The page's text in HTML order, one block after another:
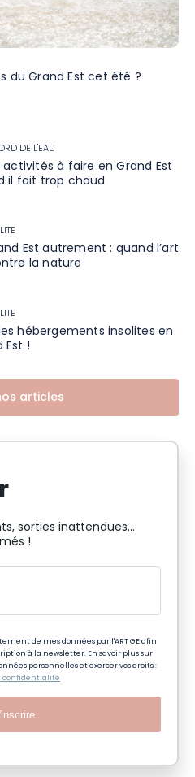
du Grand Est cet été ?
DE L'EAU
activités à faire en Grand Est
il fait trop chaud
Est autrement : quand l’art
la nature
hébergements insolites en
Est !
articles
sorties inattendues…
!
de mes données par l'ART GE afin
à la newsletter. En savoir plus sur
personnelles et exercer vos droits :
confidentialité